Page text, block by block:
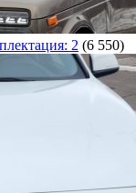
2 (6 550)